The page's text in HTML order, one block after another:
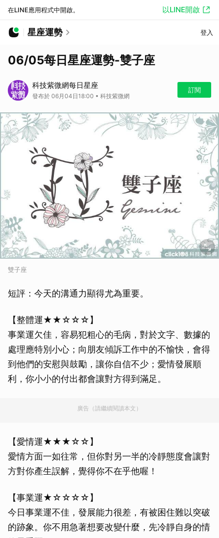
在LINE應用程式中開啟。 以LINE開啟
星座運勢 登入
06/05每日星座運勢-雙子座
科技紫微網每日星座
發布於 06月04日18:00 • 科技紫微網
訂閱
雙子座
短評：今天的溝通力顯得尤為重要。
【整體運★★☆☆☆】
事業運欠佳，容易犯粗心的毛病，對於文字、數據的
處理應特別小心；向朋友傾訴工作中的不愉快，會得
到他們的安慰與鼓勵，讓你自信不少；愛情發展順
利，你小小的付出都會讓對方得到滿足。
廣告（請繼續閱讀本文）
【愛情運★★★☆☆】
愛情方面一如往常，但你對另一半的冷靜態度會讓對
方對你產生誤解，覺得你不在乎他喔！
【事業運★☆☆☆☆】
今日事業運不佳，發展能力很差，有被困住難以突破
的跡象。你不用急著想要改變什麼，先冷靜自身的情